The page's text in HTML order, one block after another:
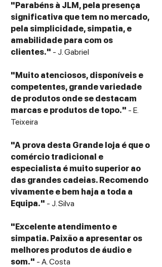
USB Type C
RJ45 Ethernet (network)
USB Type C (between speakers)*
OutputSubwoofer RCA output
Wi-Fi Network Standard
Wi-Fi Network Frequency BandDual-band
2.4 GHz/5 GHz
Secondary SpeakerInputs:
"Parabéns à JLM, pela presença
significativa que tem no mercado,
pela simplicidade, simpatia, e
amabilidade para com os
clientes." - J. Gabriel
"Muito atenciosos, disponíveis e
competentes, grande variedade
de produtos onde se destacam
marcas e produtos de topo." - E.
Teixeira
"A prova desta Grande loja é que o
comércio tradicional e
especialista é muito superior ao
das grandes cadeias. Recomendo
vivamente e bem haja a toda a
Equipa." - J. Silva
"Excelente atendimento e
simpatia. Paixão a apresentar os
melhores produtos de áudio e
som." - A. Costa